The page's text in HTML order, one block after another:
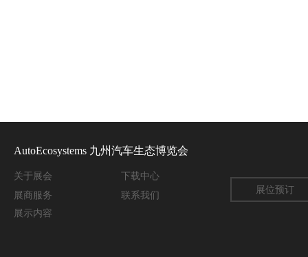
AutoEcosystems 九州汽车生态博览会
关于 展会
下载中心
展商服务
联系我们
展示内容
展位预订